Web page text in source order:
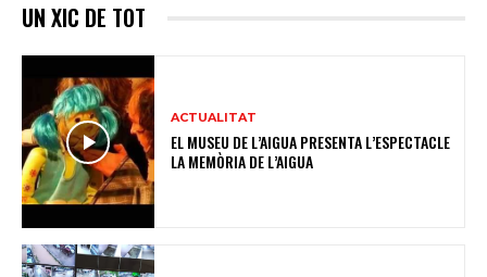
UN XIC DE TOT
ACTUALITAT
EL MUSEU DE L’AIGUA PRESENTA L’ESPECTACLE
LA MEMÒRIA DE L’AIGUA